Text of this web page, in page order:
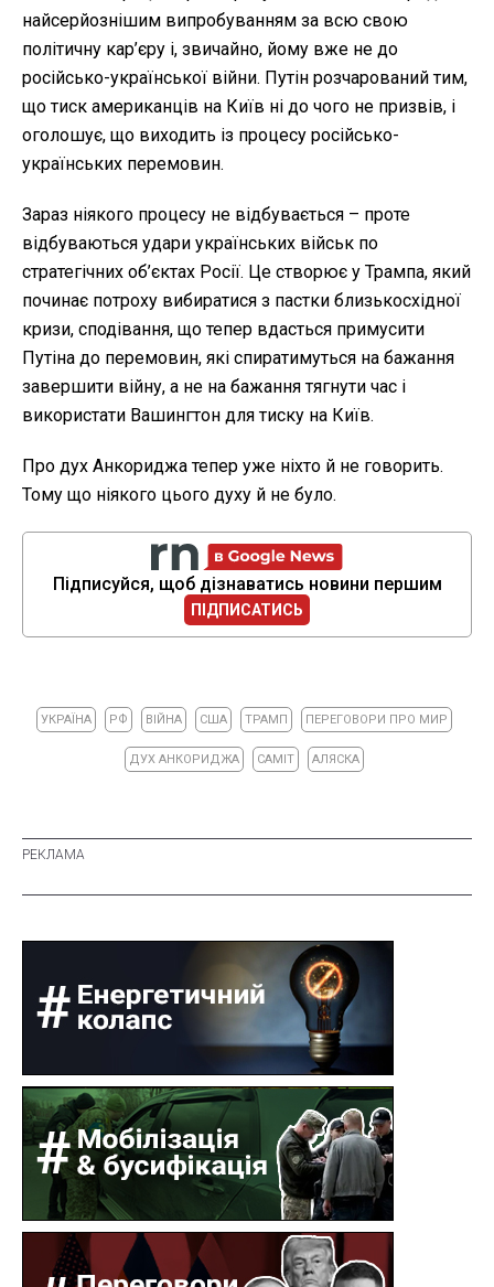
найсерйознішим випробуванням за всю свою
політичну кар’єру і, звичайно, йому вже не до
російсько-української війни. Путін розчарований тим,
що тиск американців на Київ ні до чого не призвів, і
оголошує, що виходить із процесу російсько-
українських перемовин.
Зараз ніякого процесу не відбувається – проте
відбуваються удари українських військ по
стратегічних об’єктах Росії. Це створює у Трампа, який
починає потроху вибиратися з пастки близькосхідної
кризи, сподівання, що тепер вдасться примусити
Путіна до перемовин, які спиратимуться на бажання
завершити війну, а не на бажання тягнути час і
використати Вашингтон для тиску на Київ.
Про дух Анкориджа тепер уже ніхто й не говорить.
Тому що ніякого цього духу й не було.
Підписуйся, щоб дізнаватись новини першим
ПІДПИСАТИСЬ
УКРАЇНА РФ ВІЙНА США ТРАМП ПЕРЕГОВОРИ ПРО МИР
ДУХ АНКОРИДЖА САМІТ АЛЯСКА